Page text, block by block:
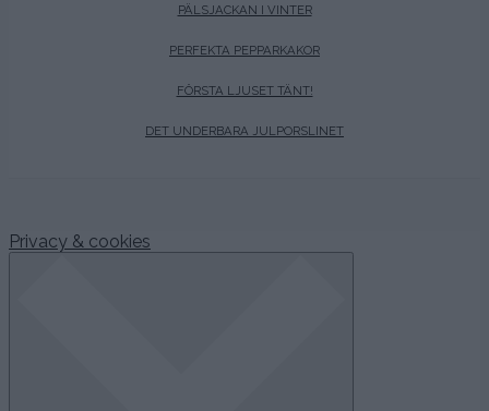
PÄLSJACKAN I VINTER
PERFEKTA PEPPARKAKOR
FÖRSTA LJUSET TÄNT!
DET UNDERBARA JULPORSLINET
CREME VITT GULD & SVART